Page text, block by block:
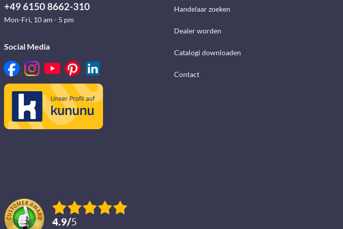
+49 6150 8662-310
Mon-Fri, 10 am - 5 pm
Social Media
4.9/5
Handelaar zoeken
Dealer worden
Catalogi downloaden
Contact